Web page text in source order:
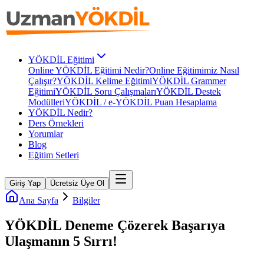
YÖKDİL Eğitimi
Online YÖKDİL Eğitimi Nedir?Online Eğitimimiz Nasıl
Çalışır?YÖKDİL Kelime EğitimiYÖKDİL Grammer
EğitimiYÖKDİL Soru ÇalışmalarıYÖKDİL Destek
ModülleriYÖKDİL / e-YÖKDİL Puan Hesaplama
YÖKDİL Nedir?
Ders Örnekleri
Yorumlar
Blog
Eğitim Setleri
Giriş Yap Ücretsiz Üye Ol
Ana Sayfa Bilgiler
YÖKDİL Deneme Çözerek Başarıya
Ulaşmanın 5 Sırrı!